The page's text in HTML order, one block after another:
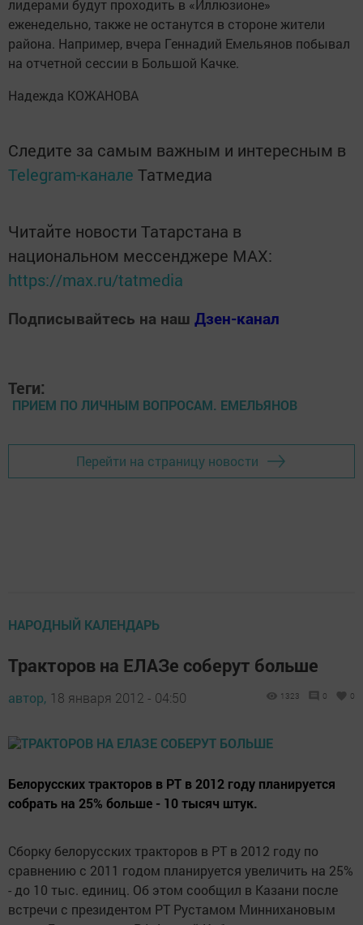
лидерами будут проходить в «Иллюзионе»
еженедельно, также не останутся в стороне жители
района. Например, вчера Геннадий Емельянов побывал
на отчетной сессии в Большой Качке.
Надежда КОЖАНОВА
Следите за самым важным и интересным в
Telegram-канале Татмедиа
Читайте новости Татарстана в
национальном мессенджере MАХ:
https://max.ru/tatmedia
Подписывайтесь на наш Дзен-канал
Теги:
ПРИЕМ ПО ЛИЧНЫМ ВОПРОСАМ. ЕМЕЛЬЯНОВ
Перейти на страницу новости
НАРОДНЫЙ КАЛЕНДАРЬ
Тракторов на ЕЛАЗе соберут больше
автор, 18 января 2012 - 04:50 1323 0 0
Белорусских тракторов в РТ в 2012 году планируется
собрать на 25% больше - 10 тысяч штук.
Сборку белорусских тракторов в РТ в 2012 году по
сравнению с 2011 годом планируется увеличить на 25%
- до 10 тыс. единиц. Об этом сообщил в Казани после
встречи с президентом РТ Рустамом Миннихановым